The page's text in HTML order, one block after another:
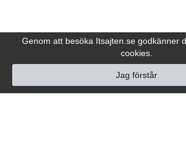
Genom att besöka Itsajten.se godkänner
cookies.
Jag förstår